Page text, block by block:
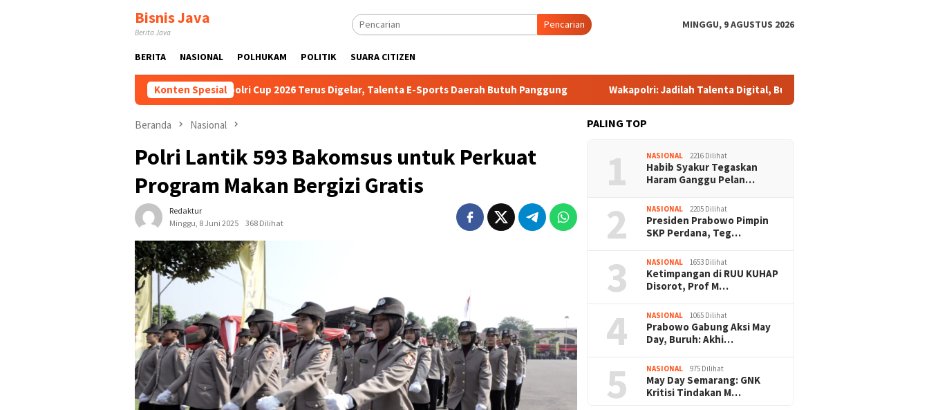
Bisnis Java
Berita Java
Pencarian MINGGU, 9 AGUSTUS 2026
BERITA NASIONAL POLHUKAM POLITIK SUARA CITIZEN
Konten Spesial
Ibnu Riza Dorong Kapolri Cup 2026 Terus Digelar, Talenta E-Sports Daerah Butuh Panggung Wakapolri: Jadilah Talenta Digital, Bukan Sekadar Penonton di Era E-Sports
Beranda Nasional
Polri Lantik 593 Bakomsus untuk Perkuat
Program Makan Bergizi Gratis
Redaktur
Minggu, 8 Juni 2025
368 Dilihat
PALING TOP
1 NASIONAL 2216 Dilihat
Habib Syakur Tegaskan
Haram Ganggu Pelan…
2 NASIONAL 2205 Dilihat
Presiden Prabowo Pimpin
SKP Perdana, Teg…
3 NASIONAL 1653 Dilihat
Ketimpangan di RUU KUHAP
Disorot, Prof M…
4 NASIONAL 1065 Dilihat
Prabowo Gabung Aksi May
Day, Buruh: Akhi…
5 NASIONAL 975 Dilihat
May Day Semarang: GNK
Kritisi Tindakan M…